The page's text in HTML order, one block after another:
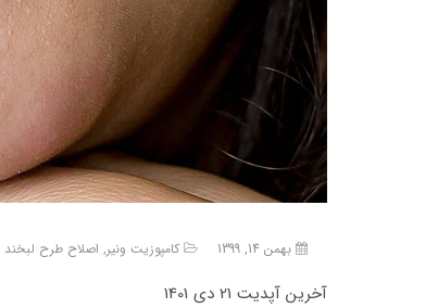
بهمن 14, 1399 کامپوزیت ونیر, اصلاح طرح لبخند
آخرین آپدیت 21 دی 1401